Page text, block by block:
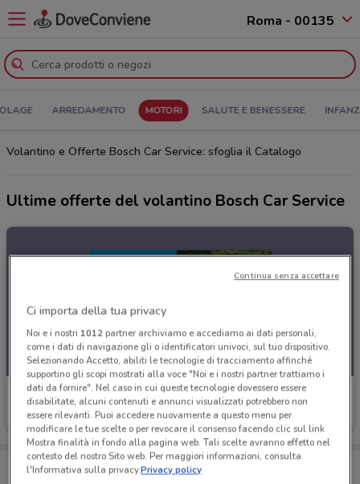
Roma - 00135
ARREDAMENTO MOTORI SALUTE E BENESSERE
Volantino e Offerte Bosch Car Service: sfoglia il Catalogo
Ultime offerte del volantino Bosch Car Service
Bosch Car Service
Porta DoveConviene sempre con te!
Ci importa della tua privacy
Noi e i nostri 1012partner archiviamo e accediamo ai dati personali,
come i dati di navigazione gli o identificatori univoci, sul tuo dispositivo.
Selezionando Accetto, abiliti le tecnologie di tracciamento affinché
supportino gli scopi mostrati alla voce "Noi e i nostri partner trattiamo i
dati da fornire". Nel caso in cui queste tecnologie dovessero essere
disabilitate, alcuni contenuti e annunci visualizzati potrebbero non
essere rilevanti. Puoi accedere nuovamente a questo menu per
modificare le tue scelte o per revocare il consenso facendo clic sul link
Mostra finalità in fondo alla pagina web. Tali scelte avranno effetto nel
contesto del nostro Sito web. Per maggiori informazioni, consulta
l'Informativa sulla privacy.Privacy policy
Continua senza accettare